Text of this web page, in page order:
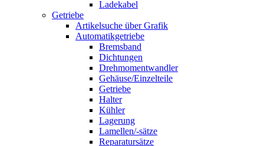
Ladekabel
Getriebe
Artikelsuche über Grafik
Automatikgetriebe
Bremsband
Dichtungen
Drehmomentwandler
Gehäuse/Einzelteile
Getriebe
Halter
Kühler
Lagerung
Lamellen/-sätze
Reparatursätze